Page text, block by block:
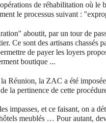
de réhabilitation où le
le processus suivant :
aboutit, par un tour de
Ce sont des artisans chassés
de payer les loyers
boutique ...
Réunion, la ZAC a été
la pertinence de cette
impasses, et ce faisant, on a
meublés … Pour autant,